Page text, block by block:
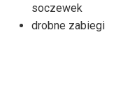
soczewek
drobne zabiegi